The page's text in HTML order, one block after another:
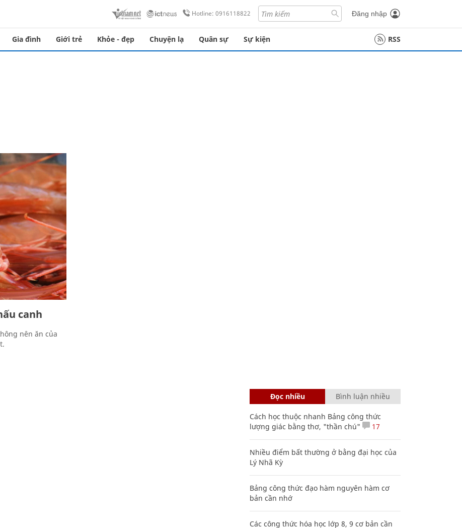
Hotline: 0916118822 Đăng nhập
Gia đình Giới trẻ Khỏe - đẹp Chuyện lạ Quân sự Sự kiện RSS
canh
nên ăn của
Đọc nhiều Bình luận nhiều
Cách học thuộc nhanh Bảng công thức
lượng giác bằng thơ, "thần chú"
17
Nhiều điểm bất thường ở bằng đại học của
Lý Nhã Kỳ
Bảng công thức đạo hàm nguyên hàm cơ
bản cần nhớ
Các công thức hóa học lớp 8, 9 cơ bản cần